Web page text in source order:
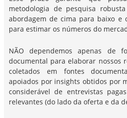
metodologia de pesquisa
abordagem de cima para baixo e
para estimar os números do
NÃO dependemos apenas de
documental para elaborar nossos
coletados em fontes
apoiados por insights obtidos por
considerável de entrevistas
relevantes (do lado da oferta e da